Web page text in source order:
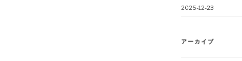
2025-12-23
アーカイブ